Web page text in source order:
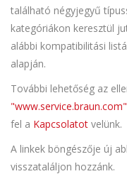
található négyjegyű
kategóriákon keresztül
alábbi kompatibilitási
alapján.
További lehetőség az
"www.service.braun.com"
fel a Kapcsolatot velünk.
A linkek böngészője új
visszataláljon hozzánk.